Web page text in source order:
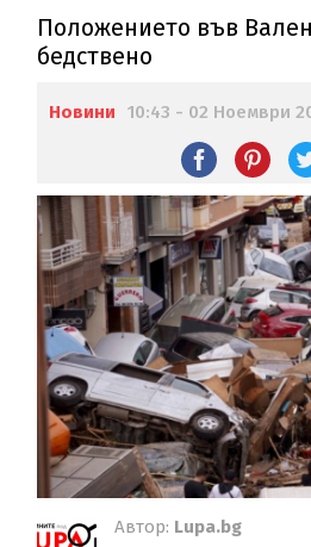
Положението във
бедствено
Новини 10:43 - 02 Ноември
Автор: Lupa.bg